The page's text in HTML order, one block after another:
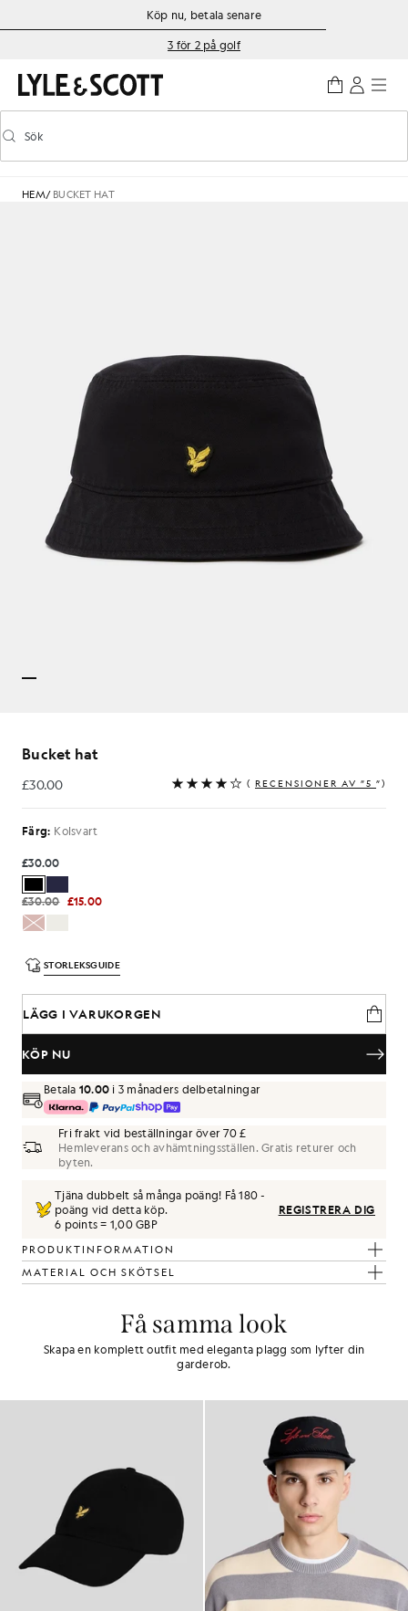
Gå direkt till huvudinnehållet
Information om tillgänglighetKöp nu, betala senare
3 för 2 på golf
Aktivera/inaktivera prediktiv sökning
Sök
HEM/ BUCKET HAT
Bucket hat
£30.00
£30.00 ( RECENSIONER AV ”5 ”)
Färg: Kolsvart
£30.00
£30.00 £15.00
STORLEKSGUIDE
LÄGG I VARUKORGEN
KÖP NU
Betala 10.00 i 3 månaders delbetalningar
Fri frakt vid beställningar över 70 £
Hemleverans och avhämtningsställen. Gratis returer och
byten.
Tjäna dubbelt så många poäng! Få180-
poäng vid detta köp.
6 points = 1,00 GBP
REGISTRERA DIG
PRODUKTINFORMATION
MATERIAL OCH SKÖTSEL
Få samma look
Skapa en komplett outfit med eleganta plagg som lyfter din
garderob.